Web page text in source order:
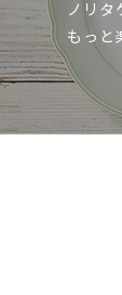
ノリタ
もっと